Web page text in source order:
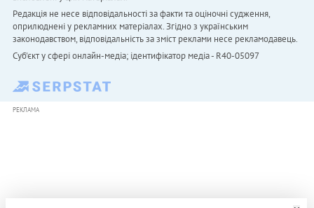
Редакція не несе відповідальності за факти та оціночні судження,
оприлюднені у рекламних матеріалах. Згідно з українським
законодавством, відповідальність за зміст реклами несе рекламодавець.
Cуб'єкт у сфері онлайн-медіа; ідентифікатор медіа - R40-05097
РЕКЛАМА